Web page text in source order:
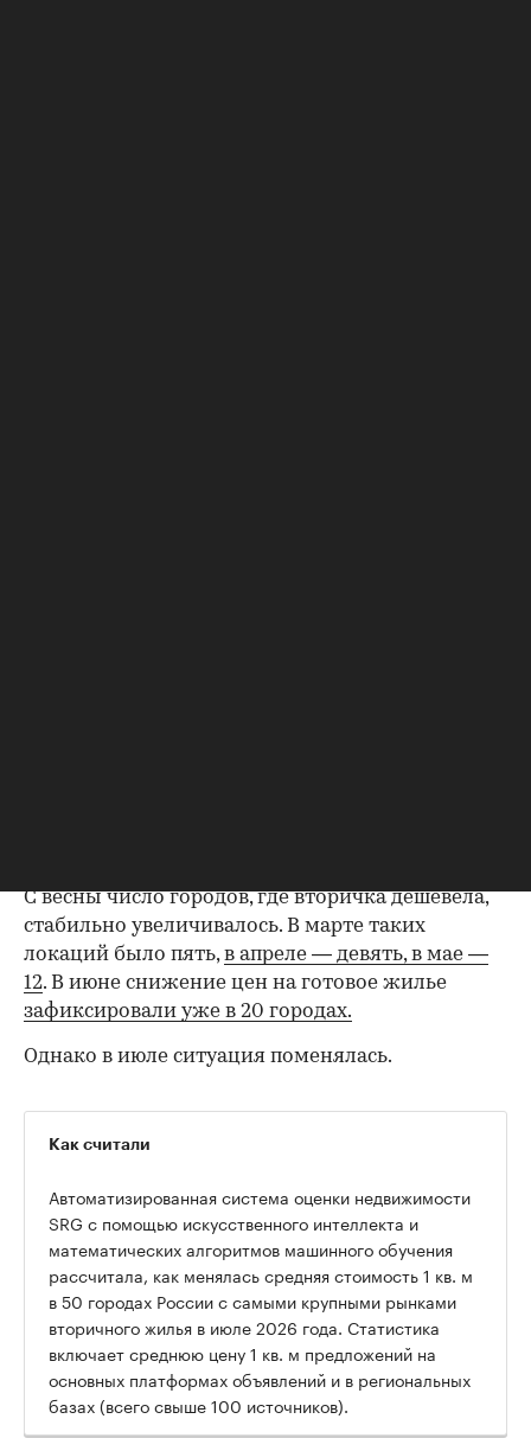
С весны число городов, где вторичка дешевела,
стабильно увеличивалось. В марте таких
локаций было пять,в апреле — девять,в мае —
12. В июне снижение цен на готовое жилье
зафиксировали уже в 20 городах.
Однако в июле ситуация поменялась.
00:00 / 00:00
Как считали
Автоматизированная система оценки недвижимости
SRG с помощью искусственного интеллекта и
математических алгоритмов машинного обучения
рассчитала, как менялась средняя стоимость 1 кв. м
в 50 городах России с самыми крупными рынками
вторичного жилья в июле 2026 года. Статистика
включает среднюю цену 1 кв. м предложений на
основных платформах объявлений и в региональных
базах (всего свыше 100 источников).